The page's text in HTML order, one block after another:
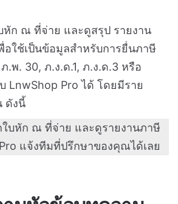
ก ณ ที่จ่าย และดูสรุป รายงาน
อใช้เป็นข้อมูลสำหรับการยื่นภาษี
.พ. 30, ภ.ง.ด.1, ภ.ง.ด.3 หรือ
LnwShop Pro ได้ โดยมีราย
ดังนี้
ใบหัก ณ ที่จ่าย และดูรายงานภาษี
แจ้งทีมที่ปรึกษาของคุณได้เลย